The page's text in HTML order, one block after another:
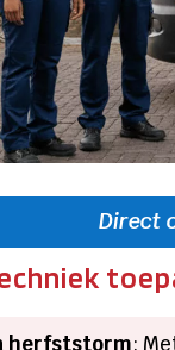
Direct
herfststorm: